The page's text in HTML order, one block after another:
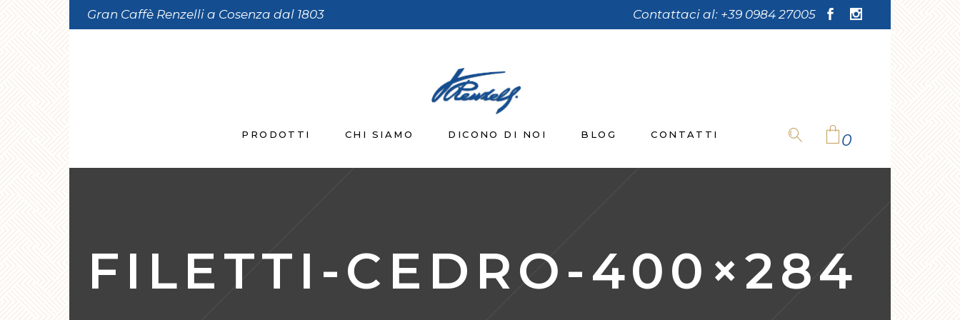
Gran Caffè Renzelli a Cosenza dal 1803 Contattaci al: +39 0984 27005
PRODOTTI CHI SIAMO DICONO DI NOI BLOG CONTATTI 0
FILETTI-CEDRO-400×284